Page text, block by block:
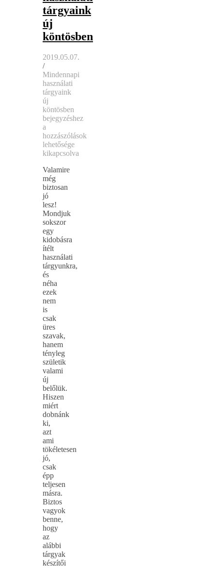
tárgyaink
új
köntösben
2019.05.07.
/
Mindennapi
használati
tárgyaink
új
köntösben
bejegyzéshez
a
hozzászólások
lehetősége
kikapcsolva
Valamire
még
biztosan
jó
lesz!
Mondjuk
sokszor
egy
kidobásra
ítélt
használati
tárgyunkra,
és
néha
ezek
nem
is
csak
üres
szavak,
hanem
tényleg
születik
valami
új
belőlük.
Hiszen
miért
dobnánk
ki,
azt
ami
tökéletesen
jó,
csak
épp
teljesen
másra.
Biztos
vagyok
benne,
hogy
az
alábbi
tárgyak
készítői